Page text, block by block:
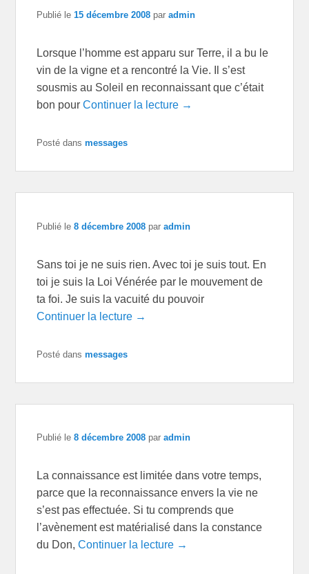
Publié le15 décembre 2008 paradmin
Lorsque l’homme est apparu sur Terre, il a bu le
vin de la vigne et a rencontré la Vie. Il s’est
sousmis au Soleil en reconnaissant que c’était
bon pourContinuer la lecture →
Posté dans messages
Publié le8 décembre 2008 paradmin
Sans toi je ne suis rien. Avec toi je suis tout. En
toi je suis la Loi Vénérée par le mouvement de
ta foi. Je suis la vacuité du pouvoir
Continuer la lecture →
Posté dans messages
Publié le8 décembre 2008 paradmin
La connaissance est limitée dans votre temps,
parce que la reconnaissance envers la vie ne
s’est pas effectuée. Si tu comprends que
l’avènement est matérialisé dans la constance
du Don,Continuer la lecture →